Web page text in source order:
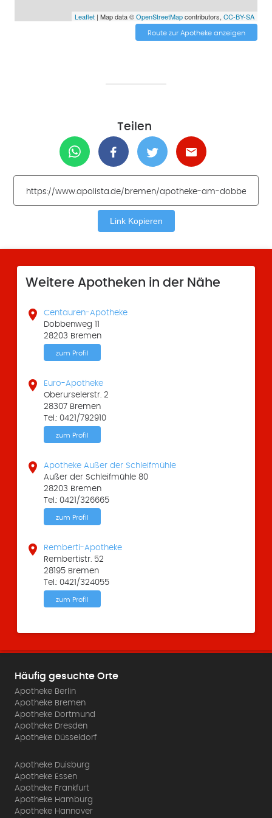
Leaflet| Map data ©OpenStreetMapcontributors, CC-BY-SA
Route zur Apotheke anzeigen
Teilen
Link Kopieren
Weitere Apotheken in der Nähe

Centauren-Apotheke
Dobbenweg 11
28203 Bremen
zum Profil

Euro-Apotheke
Oberurselerstr. 2
28307 Bremen
Tel.: 0421/792910
zum Profil

Apotheke Außer der Schleifmühle
Außer der Schleifmühle 80
28203 Bremen
Tel.: 0421/326665
zum Profil

Remberti-Apotheke
Rembertistr. 52
28195 Bremen
Tel.: 0421/324055
zum Profil
Häufig gesuchte Orte
Apotheke Berlin
Apotheke Bremen
Apotheke Dortmund
Apotheke Dresden
Apotheke Düsseldorf
Apotheke Duisburg
Apotheke Essen
Apotheke Frankfurt
Apotheke Hamburg
Apotheke Hannover